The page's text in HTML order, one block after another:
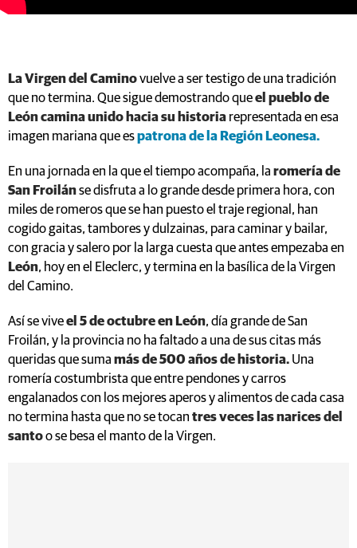
La Virgen del Caminovuelve a ser testigo de una tradición
que no termina. Que sigue demostrando queel pueblo de
León camina unido hacia su historia representada en esa
imagen mariana que espatrona de la Región Leonesa.
En una jornada en la que el tiempo acompaña, la romería de
San Froilánse disfruta a lo grande desde primera hora, con
miles de romeros que se han puesto el traje regional, han
cogido gaitas, tambores y dulzainas, para caminar y bailar,
con gracia y salero por la larga cuesta que antes empezaba en
León, hoy en el Eleclerc, y termina en la basílica de la Virgen
del Camino.
Así se viveel 5 de octubre en León, día grande de San
Froilán, y la provincia no ha faltado a una de sus citas más
queridas que suma más de 500 años de historia. Una
romería costumbrista que entre pendones y carros
engalanados con los mejores aperos y alimentos de cada casa
no termina hasta que no se tocan tres veces las narices del
santoo se besa el manto de la Virgen.